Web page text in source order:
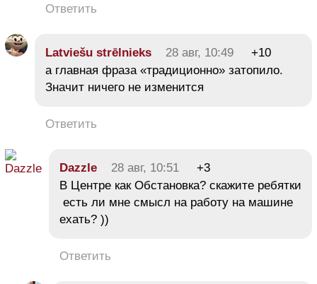
Ответить
Latviešu strēlnieks 28 авг, 10:49
+10
а главная фраза «традиционно» затопило.
Значит ничего не изменится
Ответить
Dazzle 28 авг, 10:51
+3
В Центре как Обстановка? скажите ребятки
есть ли мне смысл на работу на машине
ехать? ))
Ответить